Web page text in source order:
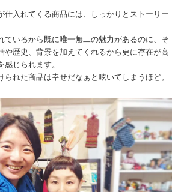
仕入れてくる商品には、しっかりとストーリー
ているから既に唯一無二の魅力があるのに、そ
や歴史、背景を加えてくれるから更に存在が高
じられます。
れた商品は幸せだなぁと呟いてしまうほど。